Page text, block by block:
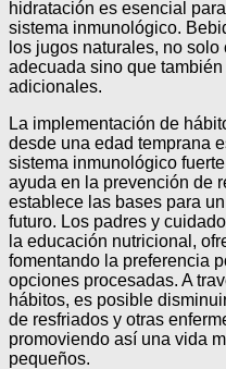
hidratación es esencial
sistema inmunológico.
los jugos naturales, no
adecuada sino que
adicionales.
La implementación de
desde una edad temprana
sistema inmunológico
ayuda en la prevención de
establece las bases para
futuro. Los padres y
la educación nutricional,
fomentando la preferencia
opciones procesadas. A
hábitos, es posible
de resfriados y otras
promoviendo así una vida
pequeños.